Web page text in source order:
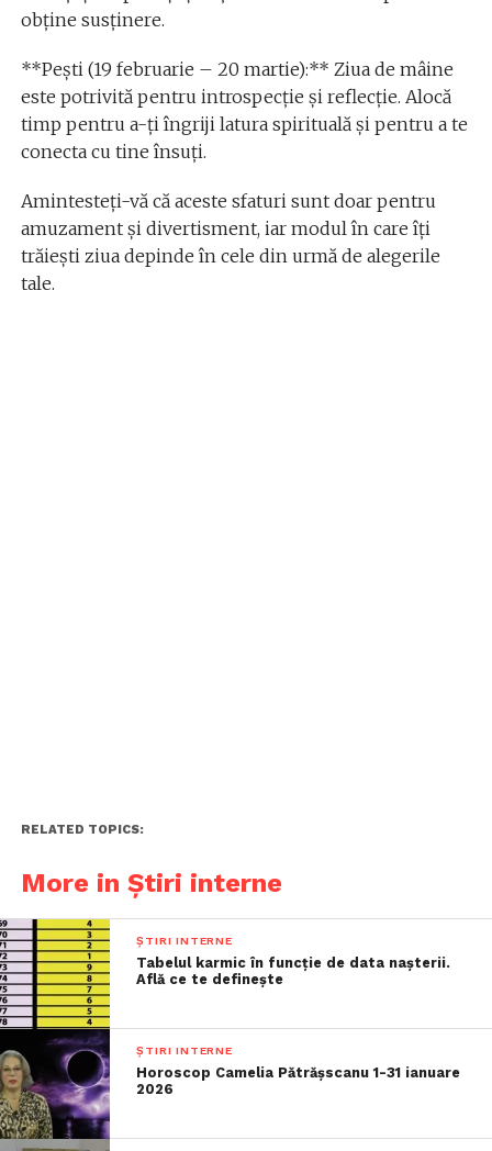
obține susținere.
**Pești (19 februarie – 20 martie):** Ziua de mâine
este potrivită pentru introspecție și reflecție. Alocă
timp pentru a-ți îngriji latura spirituală și pentru a te
conecta cu tine însuți.
Amintesteți-vă că aceste sfaturi sunt doar pentru
amuzament și divertisment, iar modul în care îți
trăiești ziua depinde în cele din urmă de alegerile
tale.
RELATED TOPICS:
More in Știri interne
ȘTIRI INTERNE
Tabelul karmic în funcție de data nașterii.
Află ce te definește
ȘTIRI INTERNE
Horoscop Camelia Pătrășscanu 1-31 ianuare
2026